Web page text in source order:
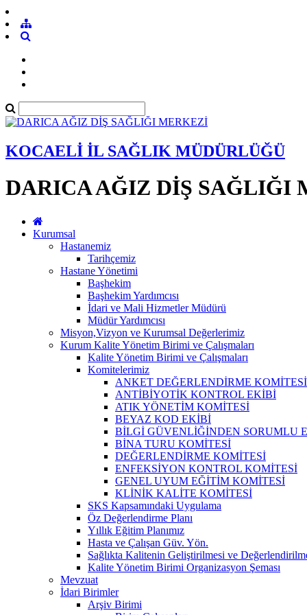
KOCAELİ İL SAĞLIK MÜDÜRLÜĞÜ
DARICA AĞIZ DİŞ SAĞLIĞI
Kurumsal
Hastanemiz
Tarihçemiz
Hastane Yönetimi
Başhekim
Başhekim Yardımcısı
İdari ve Mali Hizmetler Müdürü
Müdür Yardımcısı
Misyon,Vizyon ve Kurumsal Değerlerimiz
Kurum Kalite Yönetim Birimi ve Çalışmaları
Kalite Yönetim Birimi ve Çalışmaları
Komitelerimiz
ANKET DEĞERLENDİRME KOMİTESİ
ANTİBİYOTİK KONTROL EKİBİ
ATIK YÖNETİM KOMİTESİ
BEYAZ KOD EKİBİ
BİLGİ GÜVENLİĞİNDEN SORUMLU
BİNA TURU KOMİTESİ
DEĞERLENDİRME KOMİTESİ
ENFEKSİYON KONTROL KOMİTESİ
GENEL UYUM EĞİTİM KOMİTESİ
KLİNİK KALİTE KOMİTESİ
SKS Kapsamındaki Uygulama
Öz Değerlendirme Planı
Yıllık Eğitim Planımız
Hasta ve Çalışan Güv. Yön.
Sağlıkta Kalitenin Geliştirilmesi ve
Kalite Yönetim Birimi Organizasyon Şeması
Mevzuat
İdari Birimler
Arşiv Birimi